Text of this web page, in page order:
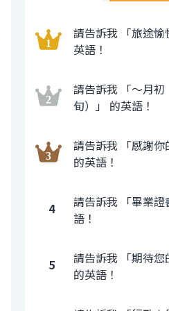
請告訴我 「旅途愉
英語！
請告訴我 「〜月初
旬）」 的英語！
請告訴我 「感謝你
的英語！
4
請告訴我 「畢業證
語！
5
請告訴我 「期待您
的英語！